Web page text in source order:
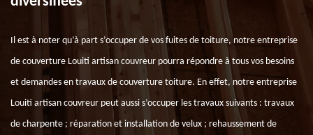
Il est à noter qu’à part s’occuper de vos fuites de toiture, notre entreprise
de couverture Louiti artisan couvreur pourra répondre à tous vos besoins
et demandes en travaux de couverture toiture. En effet, notre entreprise
Louiti artisan couvreur peut aussi s’occuper les travaux suivants : travaux
de charpente ; réparation et installation de velux ; rehaussement de